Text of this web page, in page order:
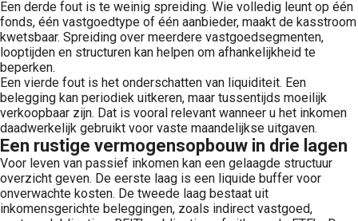
Een derde fout is te weinig spreiding. Wie volledig leunt op één
fonds, één vastgoedtype of één aanbieder, maakt de kasstroom
kwetsbaar. Spreiding over meerdere vastgoedsegmenten,
looptijden en structuren kan helpen om afhankelijkheid te
beperken.
Een vierde fout is het onderschatten van liquiditeit. Een
belegging kan periodiek uitkeren, maar tussentijds moeilijk
verkoopbaar zijn. Dat is vooral relevant wanneer u het inkomen
daadwerkelijk gebruikt voor vaste maandelijkse uitgaven.
Een rustige vermogensopbouw in drie lagen
Voor leven van passief inkomen kan een gelaagde structuur
overzicht geven. De eerste laag is een liquide buffer voor
onverwachte kosten. De tweede laag bestaat uit
inkomensgerichte beleggingen, zoals indirect vastgoed,